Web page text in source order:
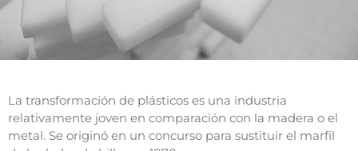
La transformación de plásticos es una industria
relativamente joven en comparación con la madera o el
metal. Se originó en un concurso para sustituir el marfil